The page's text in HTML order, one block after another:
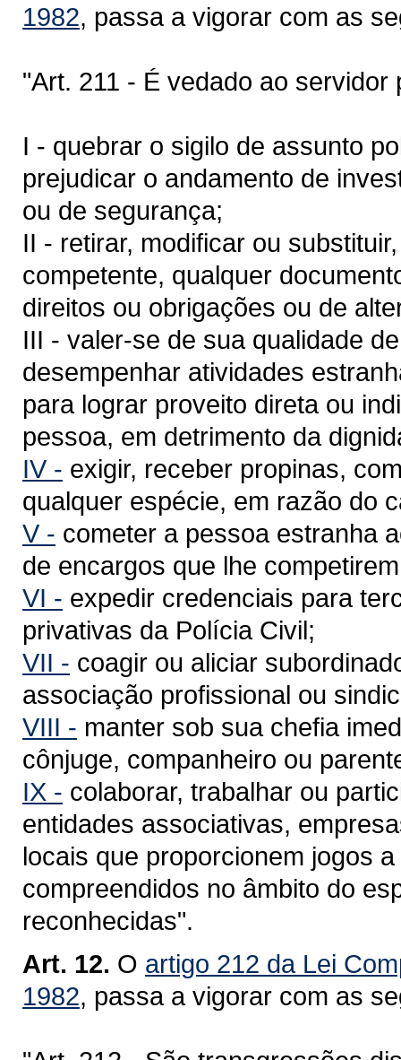
1982, passa a vigorar com as
"Art. 211 - É vedado ao servidor
I - quebrar o sigilo de assunto
prejudicar o andamento de
ou de segurança;
II - retirar, modificar ou
competente, qualquer
direitos ou obrigações ou de
III - valer-se de sua qualidade
desempenhar atividades
para lograr proveito direta ou
pessoa, em detrimento da
IV - exigir, receber propinas,
qualquer espécie, em razão do
V - cometer a pessoa estranha
de encargos que lhe
VI - expedir credenciais para
privativas da Polícia Civil;
VII - coagir ou aliciar
associação profissional ou
VIII - manter sob sua chefia
cônjuge, companheiro ou
IX - colaborar, trabalhar ou
entidades associativas,
locais que proporcionem jogos
compreendidos no âmbito do
reconhecidas".
Art. 12. O artigo 212 da Lei
1982, passa a vigorar com as